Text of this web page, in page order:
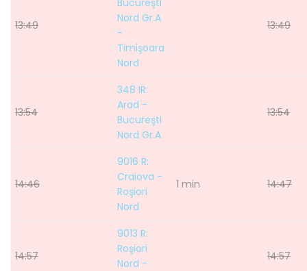
13:49
Bucureşti
Nord Gr.A
-
Timişoara
Nord
13:49
13:54
348 IR:
Arad -
Bucureşti
Nord Gr.A
13:54
14:46
9016 R:
Craiova -
Roşiori
Nord
1 min 14:47
14:57
9013 R:
Roşiori
Nord -
14:57